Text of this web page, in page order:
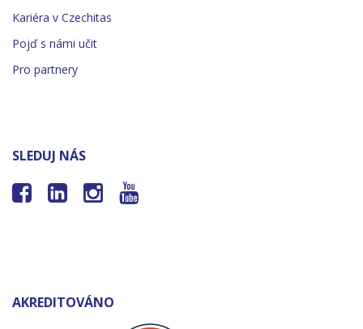
Kariéra v Czechitas
Pojď s námi učit
Pro partnery
SLEDUJ NÁS
   
AKREDITOVÁNO